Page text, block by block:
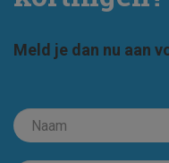
Meld je dan nu aan